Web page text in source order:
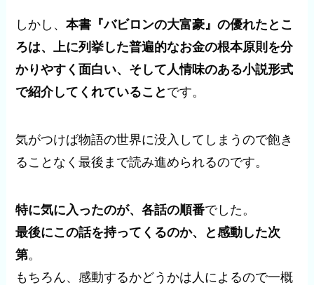
しかし、本書『バビロンの大富豪』の優れたとこ
ろは、上に列挙した普遍的なお金の根本原則を分
かりやすく面白い、そして人情味のある小説形式
で紹介してくれていること です。
気がつけば物語の世界に没入してしまうので飽き
ることなく最後まで読み進められるのです。
特に気に入ったのが、各話の順番でした。
最後にこの話を持ってくるのか、と感動した次
第。
もちろん、感動するかどうかは人によるので一概